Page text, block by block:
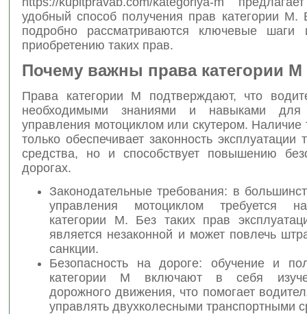
удобный способ получения прав категории M.
подробно рассматриваются ключевые
приобретению таких прав.
Почему важны права категории M
Права категории M подтверждают, что
необходимыми знаниями и навыками для
управления мотоциклом или скутером. Наличие
только обеспечивает законность эксплуатации
средства, но и способствует повышению
дорогах.
Законодательные требования: в
управления мотоциклом требуется
категории M. Без таких прав
является незаконной и может повлечь
санкции.
Безопасность на дороге: обучение и
категории M включают в себя
дорожного движения, что помогает
управлять двухколесными транспортными